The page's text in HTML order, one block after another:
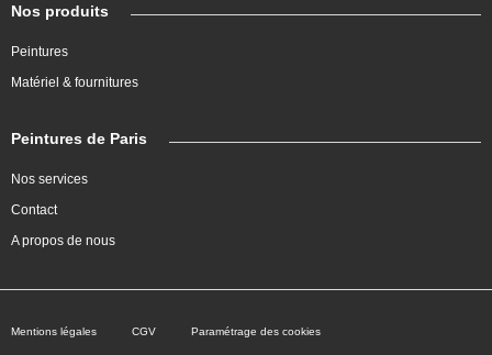
Nos produits
Peintures
Matériel & fournitures
Peintures de Paris
Nos services
Contact
A propos de nous
Mentions légales CGV Paramétrage des cookies